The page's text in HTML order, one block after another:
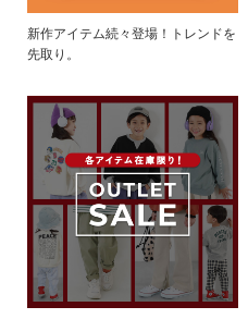
新作アイテム続々登場！トレンドを
先取り。